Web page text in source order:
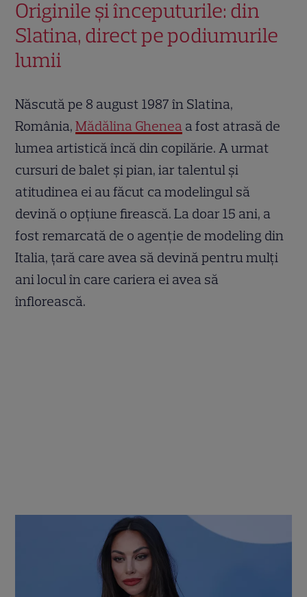
Originile și începuturile: din
Slatina, direct pe podiumurile
lumii
Născută pe 8 august 1987 în Slatina,
România,Mădălina Ghenea a fost atrasă de
lumea artistică încă din copilărie. A urmat
cursuri de balet și pian, iar talentul și
atitudinea ei au făcut ca modelingul să
devină o opțiune firească. La doar 15 ani, a
fost remarcată de o agenție de modeling din
Italia, țară care avea să devină pentru mulți
ani locul în care cariera ei avea să
înflorească.